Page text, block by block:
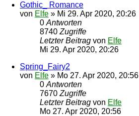
Gothic_ Romance
von Elfe » Mi 29. Apr 2020, 20:26
0 Antworten
8740 Zugriffe
Letzter Beitrag von Elfe
Mi 29. Apr 2020, 20:26
Spring_Fairy2
von Elfe » Mo 27. Apr 2020, 20:56
0 Antworten
7670 Zugriffe
Letzter Beitrag von Elfe
Mo 27. Apr 2020, 20:56